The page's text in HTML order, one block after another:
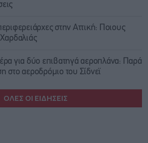
στην Αττική: Ποιους
για δύο επιβατηγά αεροπλάνα: Παρά
στο αεροδρόμιο του Σίδνεϊ
ΟΛΕΣ ΟΙ ΕΙΔΗΣΕΙΣ